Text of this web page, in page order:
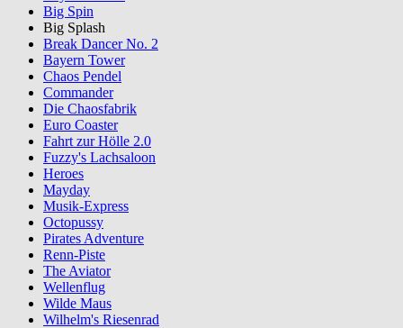
Big Spin
Big Splash
Break Dancer No. 2
Bayern Tower
Chaos Pendel
Commander
Die Chaosfabrik
Euro Coaster
Fahrt zur Hölle 2.0
Fuzzy's Lachsaloon
Heroes
Mayday
Musik-Express
Octopussy
Pirates Adventure
Renn-Piste
The Aviator
Wellenflug
Wilde Maus
Wilhelm's Riesenrad